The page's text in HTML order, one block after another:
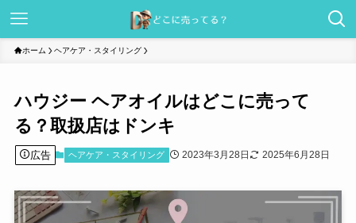
ホーム ヘアケア・スタイリング
ハウジー ヘアオイルはどこに売って
る？取扱店はドンキ
広告 ヘアケア・スタイリング 2023年3月28日 2025年6月28日